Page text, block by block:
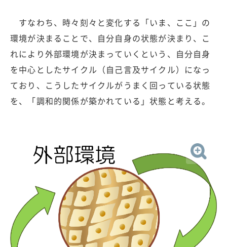
すなわち、時々刻々と変化する「いま、ここ」の
環境が決まることで、自分自身の状態が決まり、こ
れにより外部環境が決まっていくという、自分自身
を中心としたサイクル（自己言及サイクル）になっ
ており、こうしたサイクルがうまく回っている状態
を、「調和的関係が築かれている」状態と考える。